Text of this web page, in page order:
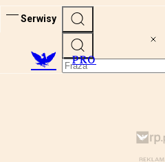
Serwisy
PRO